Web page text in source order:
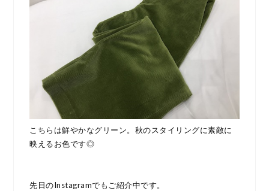
こちらは鮮やかなグリーン。秋のスタイリングに素敵に
映えるお色です◎
先日のInstagramでもご紹介中です。